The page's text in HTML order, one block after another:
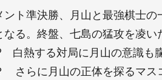
ト準決勝、月山と最強棋士
なる。終盤、七島の猛攻を凌
白熱する対局に月山の意識も
さらに月山の正体を探るマス